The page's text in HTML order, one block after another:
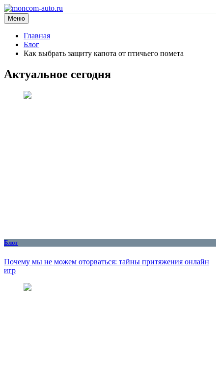
Перейти
к
содержимому
moncom-auto.ru
блог про автомобили
Меню
Главная
Блог
Как выбрать защиту капота от птичьего помета
Актуальное сегодня
Блог
Почему мы не можем оторваться: тайны притяжения онлайн
игр